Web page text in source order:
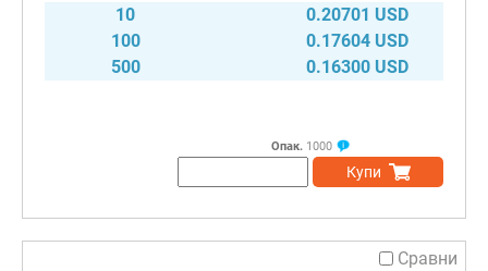
10
0.20701 USD
100
0.17604 USD
500
0.16300 USD
Опак. 1000
Купи
Сравни